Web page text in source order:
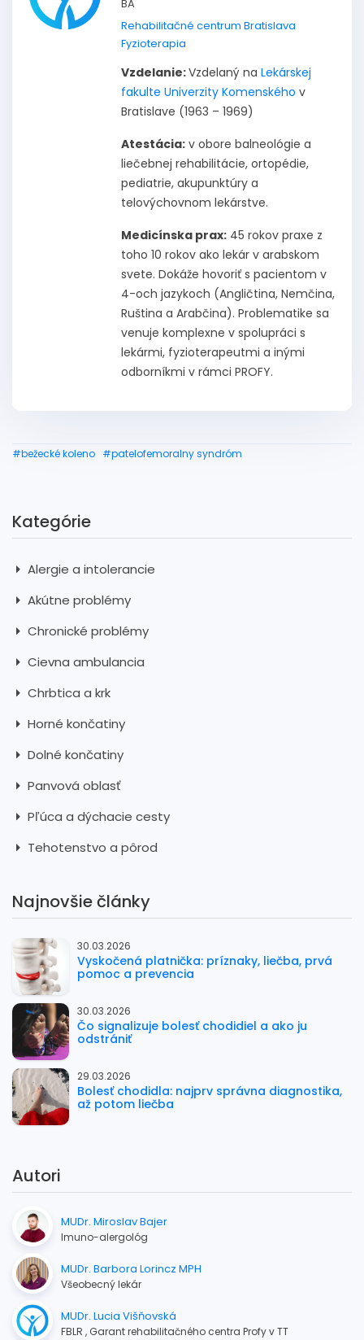
BA
Rehabilitačné centrum Bratislava
Fyzioterapia
Vzdelanie:Vzdelaný na Lekárskej
fakulte Univerzity Komenského v
Bratislave (1963 – 1969)
Atestácia: v obore balneológie a
liečebnej rehabilitácie, ortopédie,
pediatrie, akupunktúry a
telovýchovnom lekárstve.
Medicínska prax: 45 rokov praxe z
toho 10 rokov ako lekár v arabskom
svete. Dokáže hovoriť s pacientom v
4-och jazykoch (Angličtina, Nemčina,
Ruština a Arabčina). Problematike sa
venuje komplexne v spolupráci s
lekármi, fyzioterapeutmi a inými
odborníkmi v rámci PROFY.
#bežecké koleno #patelofemoralny syndróm
Kategórie
Alergie a intolerancie
Akútne problémy
Chronické problémy
Cievna ambulancia
Chrbtica a krk
Horné končatiny
Dolné končatiny
Panvová oblasť
Pľúca a dýchacie cesty
Tehotenstvo a pôrod
Najnovšie články
30.03.2026
Vyskočená platnička: príznaky, liečba, prvá
pomoc a prevencia
30.03.2026
Čo signalizuje bolesť chodidiel a ako ju
odstrániť
29.03.2026
Bolesť chodidla: najprv správna diagnostika,
až potom liečba
Autori
MUDr. Miroslav Bajer
Imuno-alergológ
MUDr. Barbora Lorincz MPH
Všeobecný lekár
MUDr. Lucia Višňovská
FBLR , Garant rehabilitačného centra Profy v TT